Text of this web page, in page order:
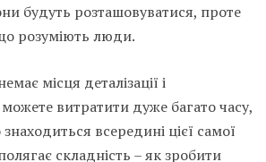
будуть розташовуватися, проте
розуміють люди.
місця деталізації і
витратити дуже багато часу,
всередині цієї самої
складність – як зробити